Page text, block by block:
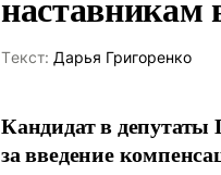
Tекст: Дарья Григоренко
Кандидат в
за введение